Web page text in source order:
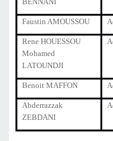
Faustin AMOUSSOU
Rene HOUESSOU
Mohamed
LATOUNDJI
Benoit MAFFON
Abderrazzak
ZEBDANI